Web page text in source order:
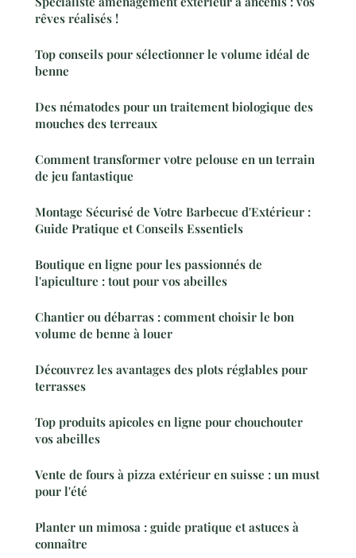
rêves réalisés !
Top conseils pour sélectionner le volume idéal de
benne
Des nématodes pour un traitement biologique des
mouches des terreaux
Comment transformer votre pelouse en un terrain
de jeu fantastique
Montage Sécurisé de Votre Barbecue d'Extérieur :
Guide Pratique et Conseils Essentiels
Boutique en ligne pour les passionnés de
l'apiculture : tout pour vos abeilles
Chantier ou débarras : comment choisir le bon
volume de benne à louer
Découvrez les avantages des plots réglables pour
terrasses
Top produits apicoles en ligne pour chouchouter
vos abeilles
Vente de fours à pizza extérieur en suisse : un must
pour l'été
Planter un mimosa : guide pratique et astuces à
connaître